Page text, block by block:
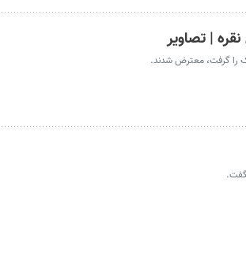
| تصاویر
را گرفت، معترض شدند.
گفت.